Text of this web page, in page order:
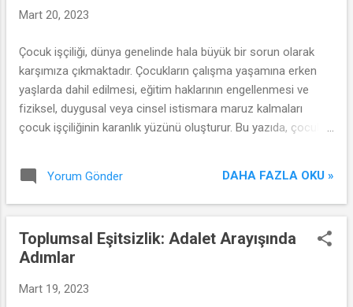
Mart 20, 2023
Çocuk işçiliği, dünya genelinde hala büyük bir sorun olarak
karşımıza çıkmaktadır. Çocukların çalışma yaşamına erken
yaşlarda dahil edilmesi, eğitim haklarının engellenmesi ve
fiziksel, duygusal veya cinsel istismara maruz kalmaları
çocuk işçiliğinin karanlık yüzünü oluşturur. Bu yazıda, çocuk
Yorum Gönder DAHA FAZLA OKU »
Toplumsal Eşitsizlik: Adalet Arayışında
Adımlar
Mart 19, 2023